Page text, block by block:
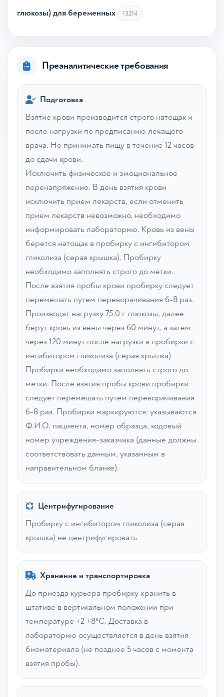
глюкозы) для беременных
13214
Преаналитические требования
Подготовка
Взятие крови производится строго натощак и
после нагрузки по предписанию лечащего
врача. Не принимать пищу в течение 12 часов
до сдачи крови.
Исключить физическое и эмоциональное
перенапряжение. В день взятия крови
исключить прием лекарств, если отменить
прием лекарств невозможно, необходимо
информировать лабораторию. Кровь из вены
берется натощак в пробирку с ингибитором
гликолиза (серая крышка). Пробирку
необходимо заполнять строго до метки.
После взятия пробы крови пробирку следует
перемешать путем переворачивания 6-8 раз.
Производят нагрузку 75,0 г глюкозы, далее
берут кровь из вены через 60 минут, а затем
через 120 минут после нагрузки в пробирки с
ингибитором гликолиза (серая крышка) .
Пробирки необходимо заполнять строго до
метки. После взятия пробы крови пробирки
следует перемешать путем переворачивания
6-8 раз. Пробирки маркируются: указываются
Ф.И.О. пациента, номер образца, кодовый
номер учреждения-заказчика (данные должны
соответствовать данным, указанным в
направительном бланке).
Центрифугирование
Пробирку с ингибитором гликолиза (серая
крышка) не центрифугировать
Хранение и транспортировка
До приезда курьера пробирку хранить в
штативе в вертикальном положении при
температуре +2 +8ºС. Доставка в
лабораторию осуществляется в день взятия
биоматериала (не позднее 5 часов с момента
взятия пробы).